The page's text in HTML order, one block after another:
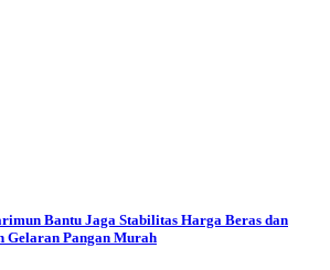
Bantu Jaga Stabilitas Harga Beras dan
Gelaran Pangan Murah